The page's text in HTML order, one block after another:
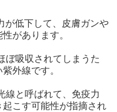
が低下して、皮膚ガンや
があります。
ぼ吸収されてしまうた
外線です。
線と呼ばれて、免疫力
こす可能性が指摘され